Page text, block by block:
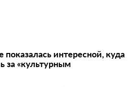
показалась интересной, куда
за «культурным